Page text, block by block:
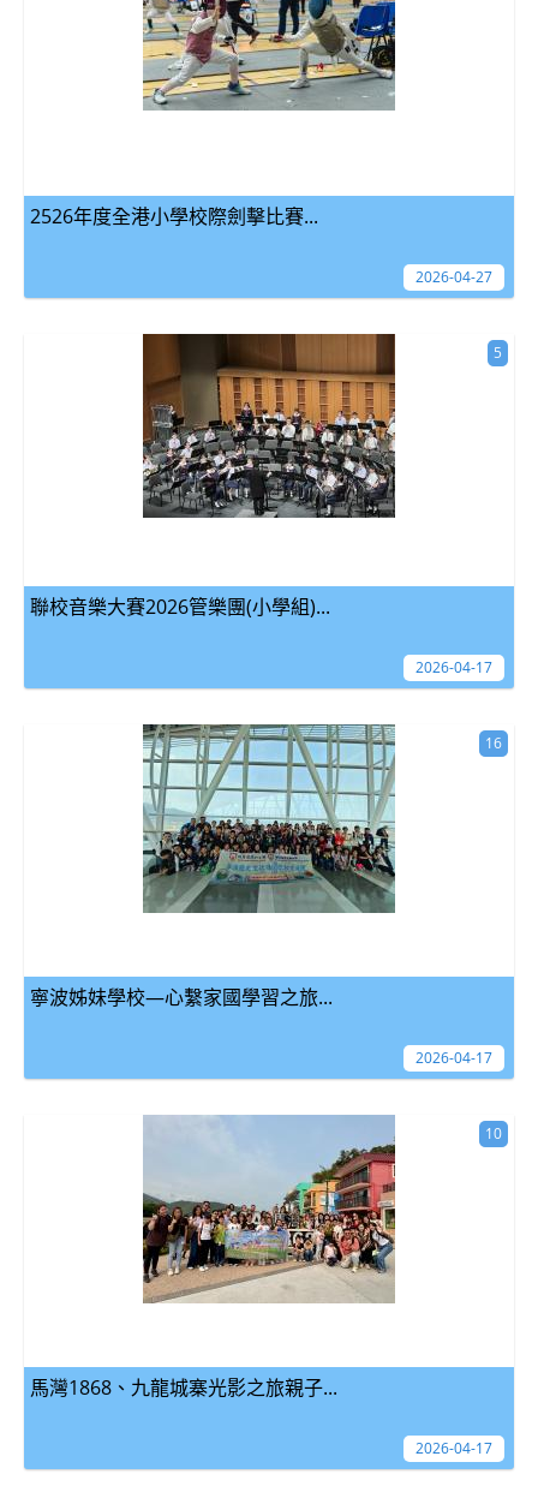
2526年度全港小學校際劍擊比賽...
2026-04-27
聯校音樂大賽2026管樂團(小學組)...
5
2026-04-17
寧波姊妹學校—心繫家國學習之旅...
16
2026-04-17
馬灣1868、九龍城寨光影之旅親子...
10
2026-04-17